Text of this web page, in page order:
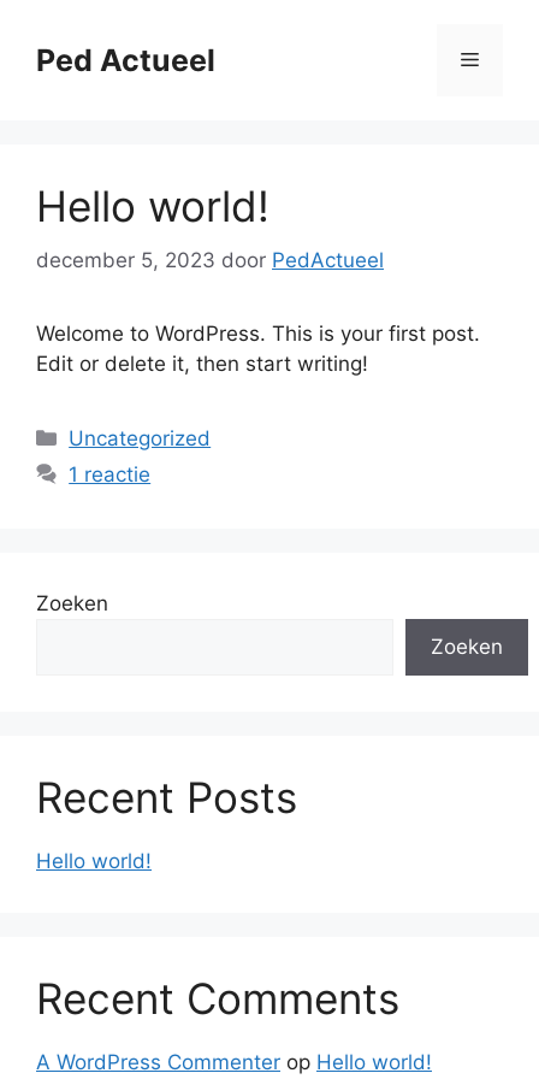
naarPed Actueel Menu
Hello world!
december 5, 2023 door PedActueel
Welcome to WordPress. This is your first post.
Edit or delete it, then start writing!
Categorieën
Uncategorized
1 reactie
Zoeken
Zoeken
Recent Posts
Hello world!
Recent Comments
A WordPress Commenter op Hello world!